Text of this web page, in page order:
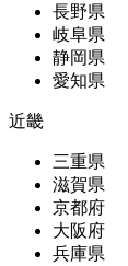
長野県
岐阜県
静岡県
愛知県
近畿
三重県
滋賀県
京都府
大阪府
兵庫県